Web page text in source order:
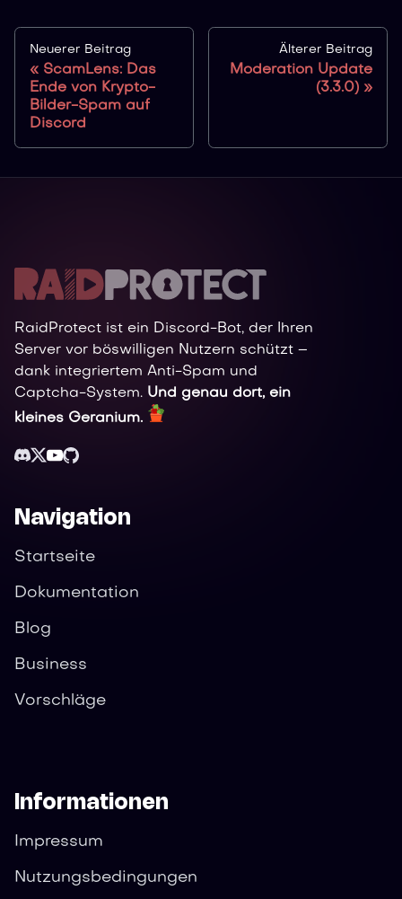
Neuerer Beitrag
ScamLens: Das
Ende von Krypto-
Bilder-Spam auf
Discord
Älterer Beitrag
Moderation Update
(3.3.0)
RaidProtect ist ein Discord-Bot, der Ihren
Server vor böswilligen Nutzern schützt –
dank integriertem Anti-Spam und
Captcha-System. Und genau dort, ein
kleines Geranium.
Navigation
Startseite
Dokumentation
Blog
Business
Vorschläge
Informationen
Impressum
Nutzungsbedingungen